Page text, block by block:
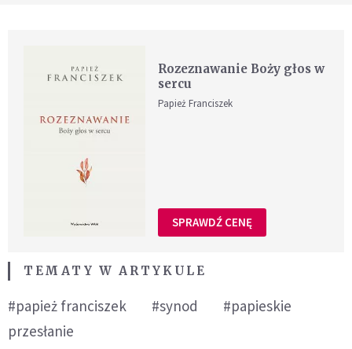
Rozeznawanie Boży głos w
sercu
Papież Franciszek
SPRAWDŹ CENĘ
TEMATY W ARTYKULE
#papież franciszek #synod
#papieskie
przesłanie